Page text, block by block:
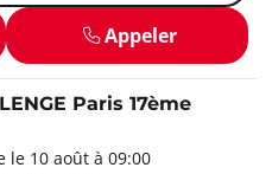
Appeler
Paris 17ème
le 10 août à 09:00